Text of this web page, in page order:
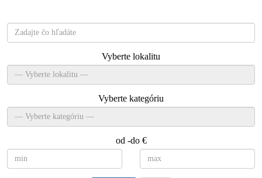
Vyberte lokalitu
Vyberte kategóriu
od -do €